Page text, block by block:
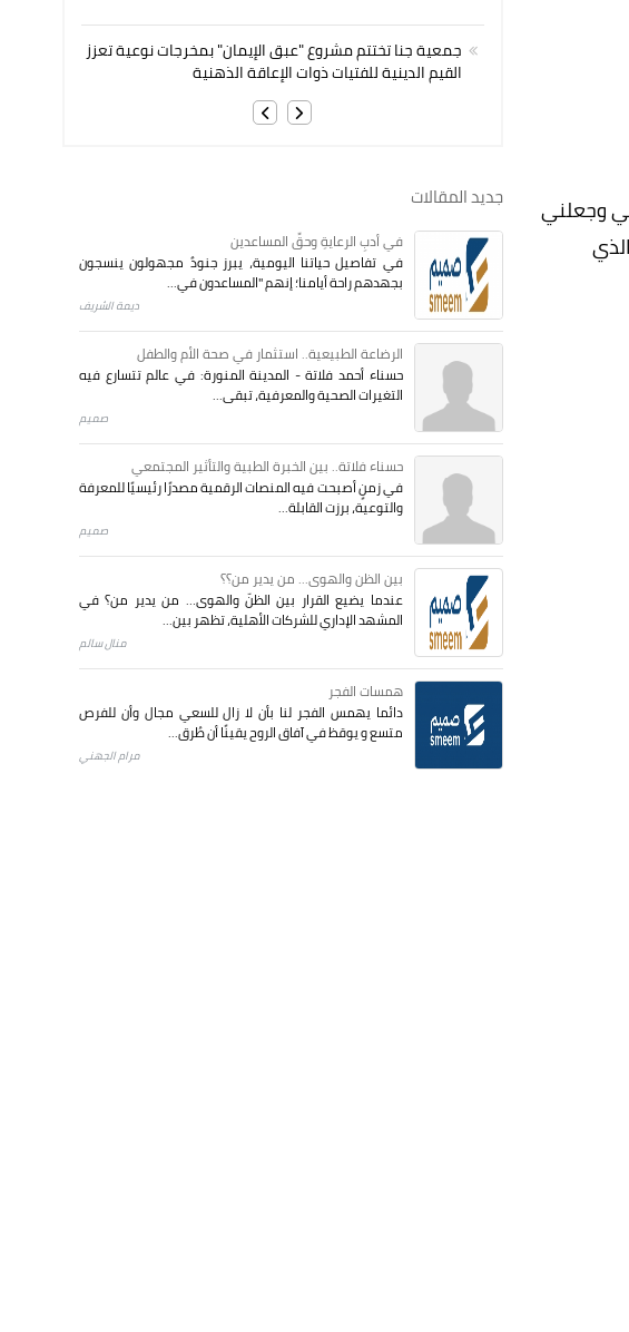
وجعلني
جمعية جنا تختتم مشروع "عبق الإيمان" بمخرجات نوعية تعزز
القيم الدينية للفتيات ذوات الإعاقة الذهنية
جديد المقالات
في أدبِ الرعايةِ وحقِّ المساعدين
في تفاصيل حياتنا اليومية، يبرز جنودٌ مجهولون ينسجون
بجهدهم راحة أيامنا؛ إنهم "المساعدون في...
ديمة الشريف
الرضاعة الطبيعية.. استثمار في صحة الأم والطفل
حسناء أحمد فلاتة - المدينة المنورة: في عالم تتسارع فيه
التغيرات الصحية والمعرفية، تبقى...
صميم
حسناء فلاتة.. بين الخبرة الطبية والتأثير المجتمعي
في زمنٍ أصبحت فيه المنصات الرقمية مصدرًا رئيسيًا للمعرفة
والتوعية، برزت القابلة...
صميم
بين الظن والهوى... من يدير من؟؟
عندما يضيع القرار بين الظنّ والهوى… من يدير من؟ في
المشهد الإداري للشركات الأهلية، تظهر بين...
منال سالم
همسات الفجر
دائما يهمس الفجر لنا بأن لا زال للسعي مجال وأن للفرص
متسع و يوقظ في آفاق الروح يقينًا أن طُرق...
مرام الجهني